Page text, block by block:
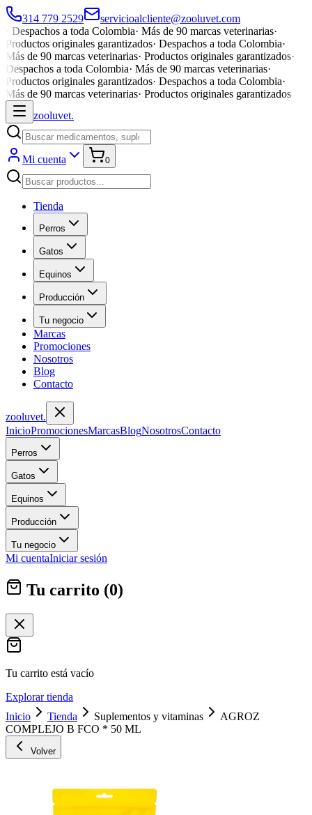
314 779 2529
servicioalcliente@zooluvet.com
Despachos a toda Colombia· Más de 90 marcas veterinarias·
Productos originales garantizados· Despachos a toda Colombia·
Más de 90 marcas veterinarias· Productos originales garantizados·
Despachos a toda Colombia· Más de 90 marcas veterinarias·
Productos originales garantizados· Despachos a toda Colombia·
Más de 90 marcas veterinarias· Productos originales garantizados
zooluvet.
Mi cuenta 0
Tienda
Perros
Gatos
Equinos
Producción
Tu negocio
Marcas
Promociones
Nosotros
Blog
Contacto
zooluvet.
InicioPromocionesMarcasBlogNosotrosContacto
Perros
Gatos
Equinos
Producción
Tu negocio
Mi cuentaIniciar sesión
Tu carrito (0)
Tu carrito está vacío
Explorar tienda
Inicio
Tienda Suplementos y vitaminas
AGROZ
COMPLEJO B FCO * 50 ML
Volver